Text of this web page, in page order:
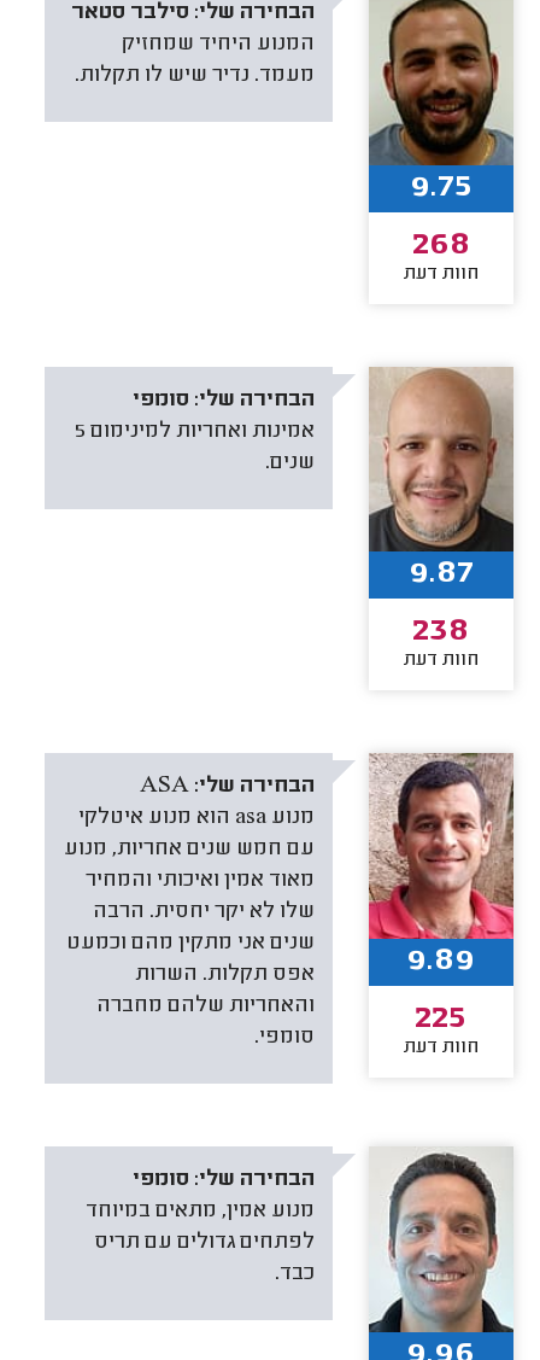
הבחירה שלי: סילבר סטאר
המנוע היחיד שמחזיק
מעמד. נדיר שיש לו תקלות.
9.75
268
חוות דעת
הבחירה שלי: סומפי
אמינות ואחריות למינימום 5
שנים.
9.87
238
חוות דעת
הבחירה שלי: ASA
מנוע asa הוא מנוע איטלקי
עם חמש שנים אחריות, מנוע
מאוד אמין ואיכותי והמחיר
שלו לא יקר יחסית. הרבה
שנים אני מתקין מהם וכמעט
אפס תקלות. השרות
והאחריות שלהם מחברה
סומפי.
9.89
225
חוות דעת
הבחירה שלי: סומפי
מנוע אמין, מתאים במיוחד
לפתחים גדולים עם תריס
כבד.